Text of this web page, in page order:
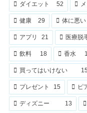
ダイエット 52
健康 29 体に悪い
アプリ 21 医療脱
飲料 18 香水
買ってはいけない 15
プレゼント 15 ピ
ディズニー 13